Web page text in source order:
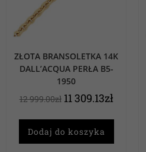
ZŁOTA BRANSOLETKA 14K
DALL’ACQUA PERŁA B5-
1950
12 999.00zł 11 309.13zł
Dodaj do koszyka